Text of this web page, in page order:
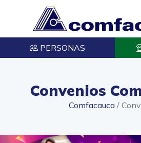
PERSONAS
Convenios
Comfacauca/